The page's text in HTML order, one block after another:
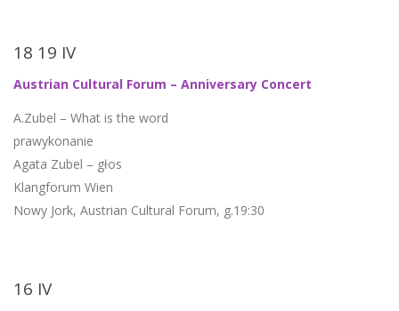
18 19 IV
Austrian Cultural Forum – Anniversary Concert
A.Zubel – What is the word
prawykonanie
Agata Zubel – głos
Klangforum Wien
Nowy Jork, Austrian Cultural Forum, g.19:30
16 IV